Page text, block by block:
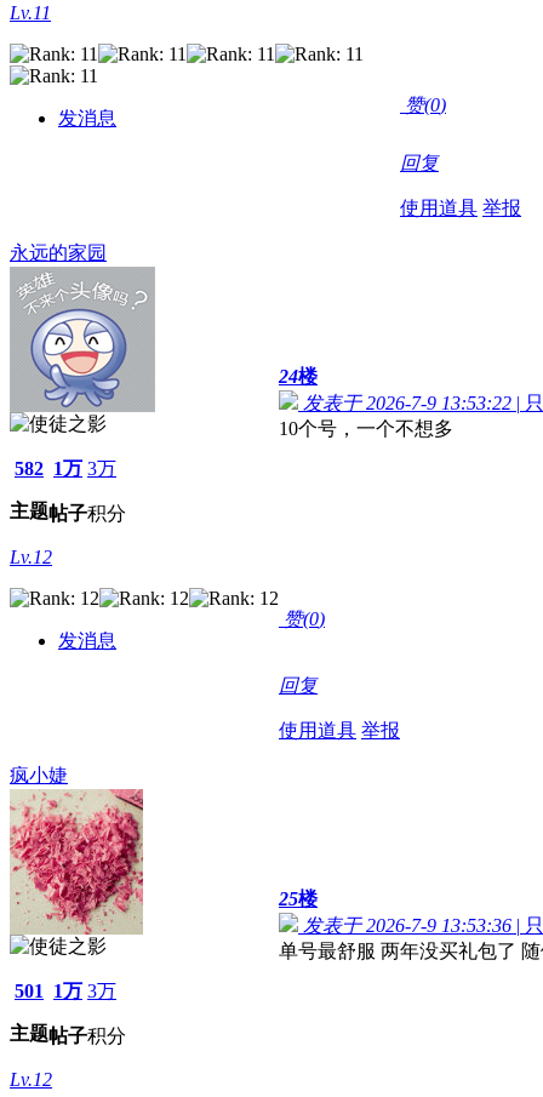
Lv.11
发消息
赞(0)
回复
使用道具 举报
永远的家园
582
主题
1万
帖子
3万
积分
Lv.12
发消息
24楼
发表于 2026-7-9 13:53:22 |
10个号，一个不想多
赞(0)
回复
使用道具 举报
疯小婕
501
主题
1万
帖子
3万
积分
Lv.12
25楼
发表于 2026-7-9 13:53:36 |
单号最舒服 两年没买礼包了